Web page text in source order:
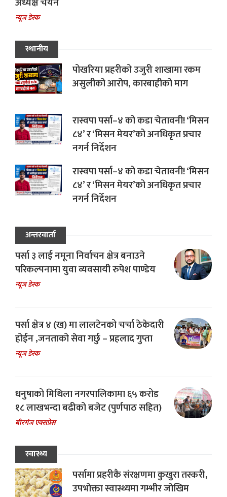
न्यूज डेस्क
स्थानीय
पोखरिया प्रहरीको उजुरी शाखामा रकम
असुलीको आरोप, कारबाहीको माग
रास्वपा पर्सा–४ को कडा चेतावनी! ‘मिसन
८४’ र ‘मिसन मेयर’को अनधिकृत प्रचार
नगर्न निर्देशन
रास्वपा पर्सा–४ को कडा चेतावनी! ‘मिसन
८४’ र ‘मिसन मेयर’को अनधिकृत प्रचार
नगर्न निर्देशन
अन्तरवार्ता
पर्सा ३ लाई नमूना निर्वाचन क्षेत्र बनाउने
परिकल्पनामा युवा व्यवसायी रुपेश पाण्डेय
न्यूज डेस्क
पर्सा क्षेत्र ४ (ख) मा लालटेनको चर्चा ठेकेदारी
होईन ,जनताको सेवा गर्छु – प्रहलाद गुप्ता
न्यूज डेस्क
धनुषाको मिथिला नगरपालिकामा ६५ करोड
१८ लाखभन्दा बढीको बजेट (पुर्णपाठ सहित)
बीरगंज एक्सप्रेस
स्वास्थ्य
पर्सामा प्रहरीकै संरक्षणमा कुखुरा तस्करी,
उपभोक्ता स्वास्थ्यमा गम्भीर जोखिम